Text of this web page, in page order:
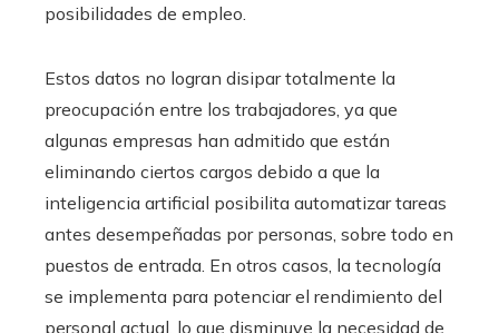
posibilidades de empleo.
Estos datos no logran disipar totalmente la
preocupación entre los trabajadores, ya que
algunas empresas han admitido que están
eliminando ciertos cargos debido a que la
inteligencia artificial posibilita automatizar tareas
antes desempeñadas por personas, sobre todo en
puestos de entrada. En otros casos, la tecnología
se implementa para potenciar el rendimiento del
personal actual, lo que disminuye la necesidad de